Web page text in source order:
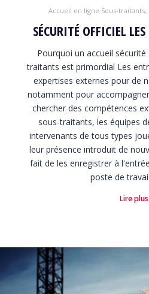
Accueil en ligne Sous-traitants,
SÉCURITÉ OFFICIEL
Pourquoi un accueil
traitants est primordial Les
expertises externes pour de
notamment pour
chercher des compétences
sous-traitants, les équipes
intervenants de tous types
leur présence introduit de
fait de les enregistrer à
poste de
Lire plus